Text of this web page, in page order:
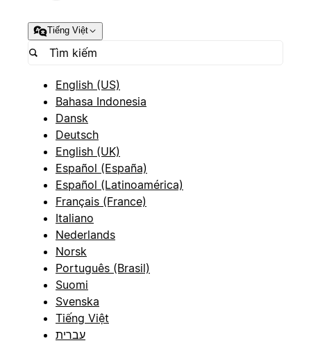
Tiếng Việt
English (US)
Bahasa Indonesia
Dansk
Deutsch
English (UK)
Español (España)
Español (Latinoamérica)
Français (France)
Italiano
Nederlands
Norsk
Português (Brasil)
Suomi
Svenska
Tiếng Việt
עברית